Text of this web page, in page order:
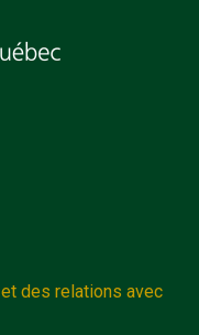
des relations avec